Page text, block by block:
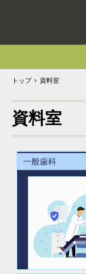
トップ › 資料室
資料室
一般歯科